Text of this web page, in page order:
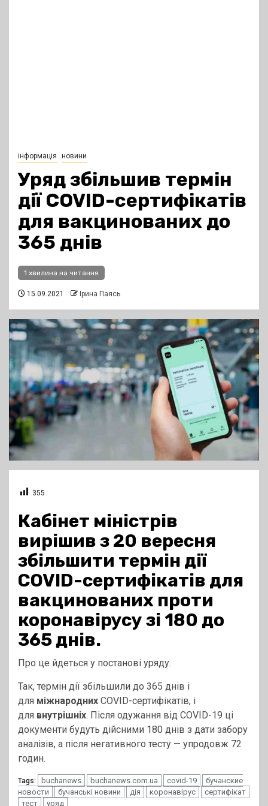
інформація новини
Уряд збільшив термін
дії COVID-сертифікатів
для вакцинованих до
365 днів
1 хвилина на читання
15.09.2021 Ірина Паясь
355
Кабінет міністрів
вирішив з 20 вересня
збільшити термін дії
COVID-сертифікатів для
вакцинованих проти
коронавірусу зі 180 до
365 днів.
Про це йдеться у постанові уряду.
Так, термін дії збільшили до 365 днів і
для міжнародних COVID-сертифікатів, і
для внутрішніх. Після одужання від COVID-19 ці
документи будуть дійсними 180 днів з дати забору
аналізів, а після негативного тесту — упродовж 72
годин.
Tags: buchanews buchanews.com.ua covid-19
бучанские
новости
бучанські новини дія коронавірус
сертифікат
тест
уряд